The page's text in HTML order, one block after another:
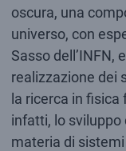
oscura, una
universo, con
Sasso dell’INFN,
realizzazione dei
la ricerca in
infatti, lo
materia di